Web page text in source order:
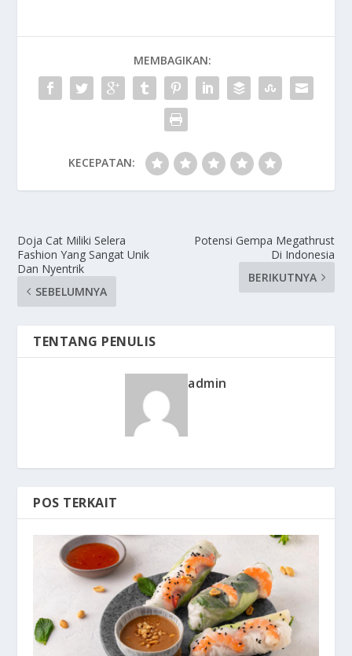
MEMBAGIKAN:
KECEPATAN:
Doja Cat Miliki Selera
Fashion Yang Sangat Unik
Dan Nyentrik
SEBELUMNYA
Potensi Gempa Megathrust
Di Indonesia
BERIKUTNYA
TENTANG PENULIS
admin
POS TERKAIT